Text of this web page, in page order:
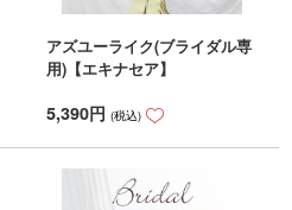
アズユーライク(ブライダル専
用)【エキナセア】
5,390円 (税込)